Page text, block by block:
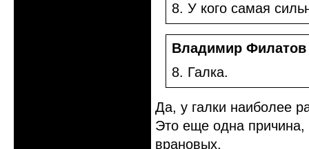
8. У кого самая
Владимир
8. Галка.
Да, у галки наиболее
Это еще одна
врановых.